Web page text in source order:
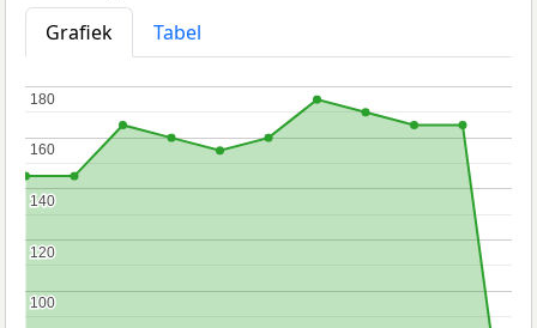
Grafiek
Tabel
100
100
120
120
140
140
160
160
180
180